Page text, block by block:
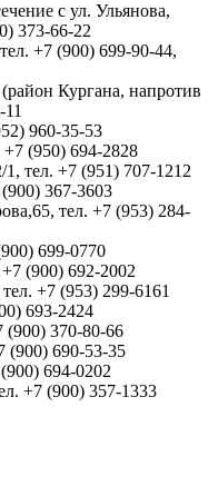
с ул. Ульянова,
373-66-22
+7 (900) 699-90-44,
Кургана, напротив
960-35-53
(950) 694-2828
тел. +7 (951) 707-1212
367-3603
тел. +7 (953) 284-
699-0770
(900) 692-2002
+7 (953) 299-6161
693-2424
(900) 370-80-66
(900) 690-53-35
694-0202
+7 (900) 357-1333